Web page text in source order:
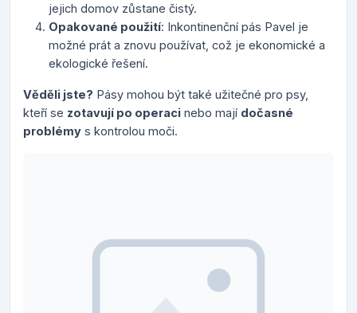
jejich domov zůstane čistý.
Opakované použití: Inkontinenční pás Pavel je
možné prát a znovu používat, což je ekonomické a
ekologické řešení.
Věděli jste? Pásy mohou být také užitečné pro psy,
kteří se zotavují po operaci nebo mají dočasné
problémy s kontrolou moči.